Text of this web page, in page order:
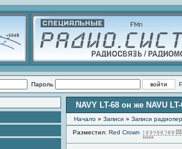
Пароль
NAVY LT-68 он же NAVU
Начало » Записи » Записи
Разместил: Red Crown